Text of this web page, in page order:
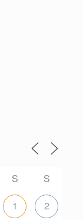
S
S
1 2